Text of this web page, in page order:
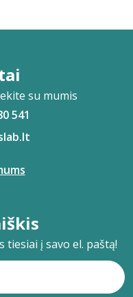
su mumis
541
tiesiai į savo el. paštą!